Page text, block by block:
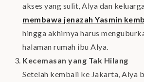
akses yang sulit, Alya dan
membawa jenazah Yasmin
hingga akhirnya harus
halaman rumah ibu Alya.
Kecemasan yang Tak Hilang
Setelah kembali ke Jakarta, Alya